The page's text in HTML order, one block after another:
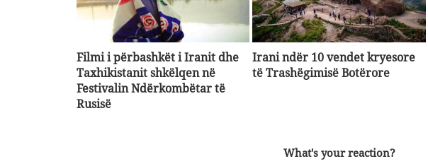
Filmi i përbashkët i Iranit dhe
Taxhikistanit shkëlqen në
Festivalin Ndërkombëtar të
Rusisë
Irani ndër 10 vendet kryesore
të Trashëgimisë Botërore